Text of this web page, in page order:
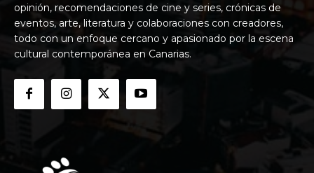
opinión, recomendaciones de cine y series, crónicas de
eventos, arte, literatura y colaboraciones con creadores,
todo con un enfoque cercano y apasionado por la escena
cultural contemporánea en Canarias.